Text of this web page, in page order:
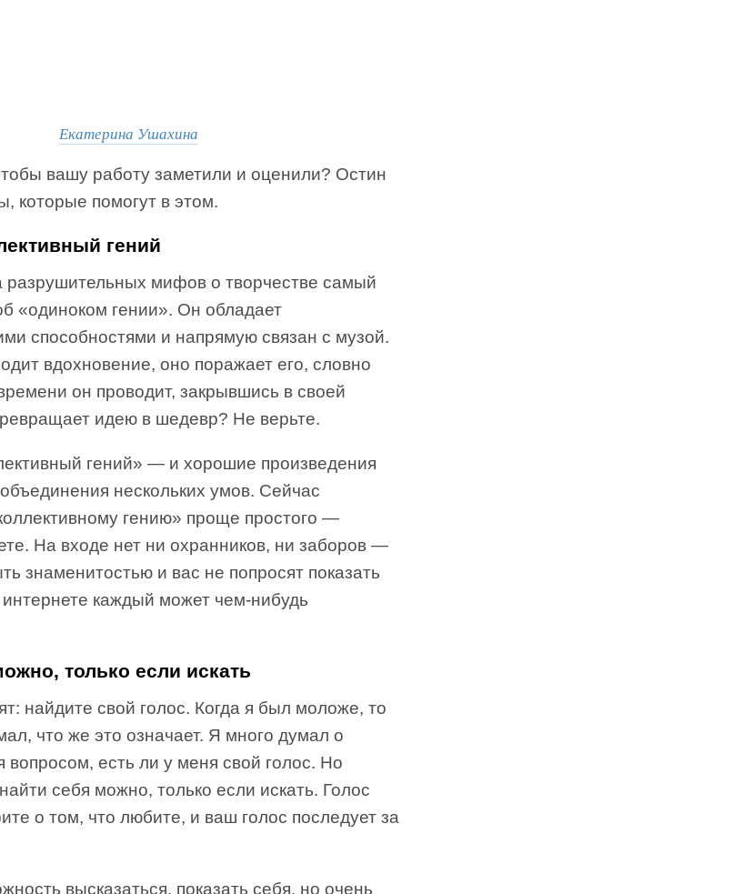
Екатерина Ушахина
вашу работу заметили и оценили? Остин
которые помогут в этом.
гений
мифов о творчестве самый
«одиноком гении». Он обладает
способностями и напрямую связан с музой.
вдохновение, оно поражает его, словно
он проводит, закрывшись в своей
идею в шедевр? Не верьте.
гений» — и хорошие произведения
объединения нескольких умов. Сейчас
гению» проще простого —
На входе нет ни охранников, ни заборов —
знаменитостью и вас не попросят показать
каждый может чем-нибудь
только если искать
найдите свой голос. Когда я был моложе, то
что же это означает. Я много думал о
вопросом, есть ли у меня свой голос. Но
себя можно, только если искать. Голос
о том, что любите, и ваш голос последует за
высказаться, показать себя, но очень